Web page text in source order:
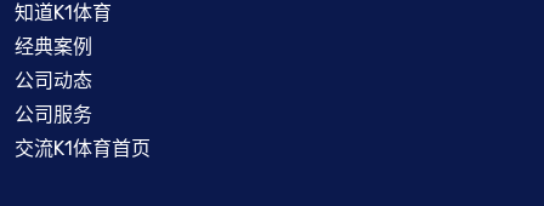
知道K1体育
经典案例
公司动态
公司服务
交流K1体育首页